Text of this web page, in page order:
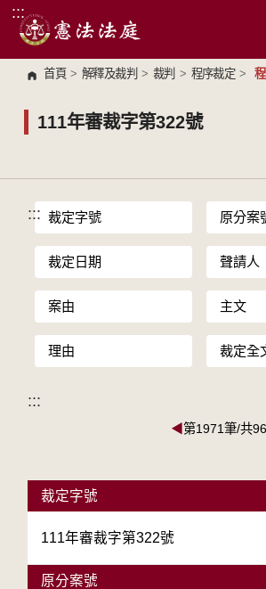
跳到主要內容區塊
:::
首頁 > 解釋及裁判 > 裁判 > 程序裁定 >
111年審裁字第322號
::: 裁定字號 原分案
裁定日期 聲請人
案由 主文
理由 裁定全
:::
◀第1971筆/共
裁定字號
111年審裁字第322號
原分案號